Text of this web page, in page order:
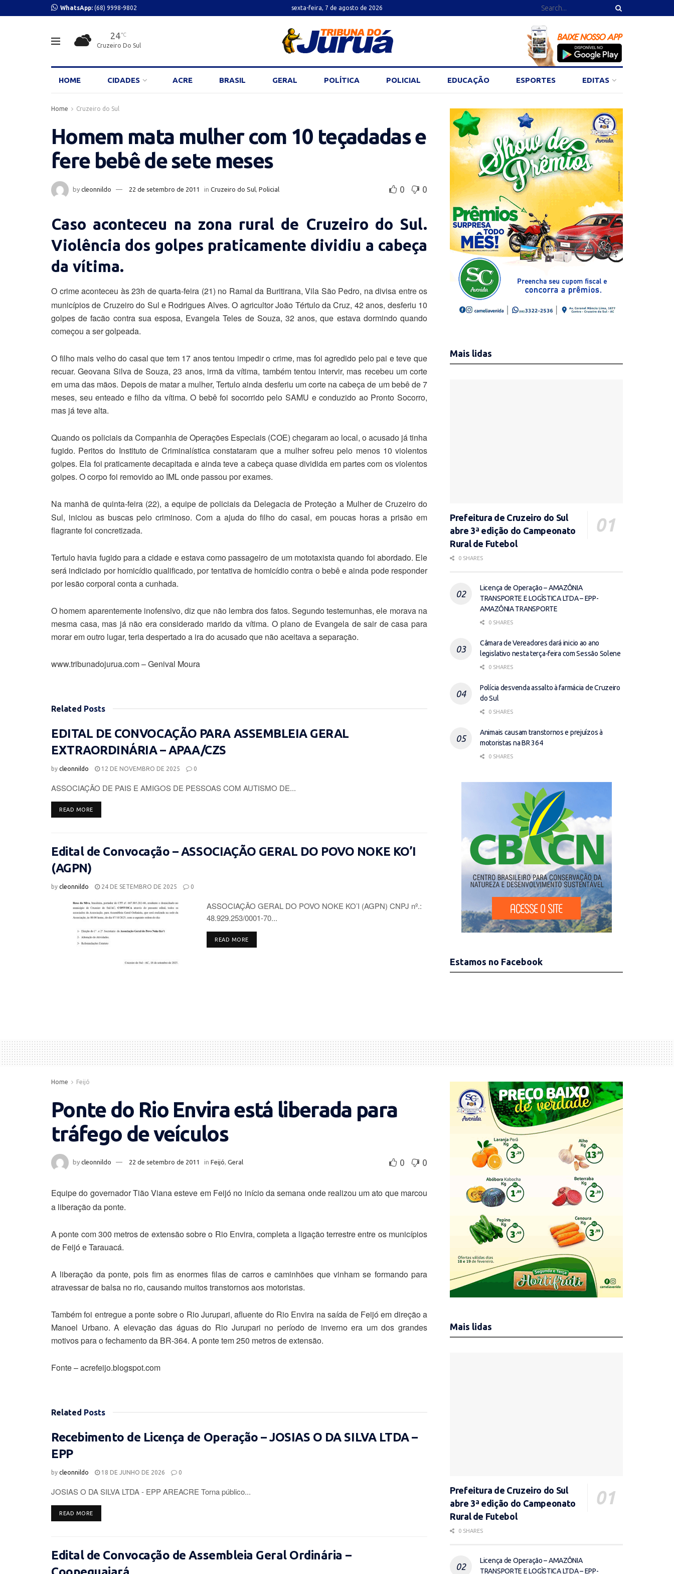
WhatsApp: (68) 9998-9802 sexta-feira, 7 de agosto de 2026
24 °C
Cruzeiro Do Sul
HOME CIDADES ACRE BRASIL GERAL POLÍTICA POLICIAL EDUCAÇÃO ESPORTES EDITAS
Home Cruzeiro do Sul
Homem mata mulher com 10 teçadadas e
fere bebê de sete meses
by cleonnildo 22 de setembro de 2011 in Cruzeiro do Sul Policial 0 0
Caso aconteceu na zona rural de Cruzeiro do Sul.
Violência dos golpes praticamente dividiu a cabeça
da vítima.
O crime aconteceu às 23h de quarta-feira (21) no Ramal da Buritirana, Vila São Pedro, na divisa entre os
municípios de Cruzeiro do Sul e Rodrigues Alves. O agricultor João Tértulo da Cruz, 42 anos, desferiu 10
golpes de facão contra sua esposa, Evangela Teles de Souza, 32 anos, que estava dormindo quando
começou a ser golpeada.
O filho mais velho do casal que tem 17 anos tentou impedir o crime, mas foi agredido pelo pai e teve que
recuar. Geovana Silva de Souza, 23 anos, irmã da vítima, também tentou intervir, mas recebeu um corte
em uma das mãos. Depois de matar a mulher, Tertulo ainda desferiu um corte na cabeça de um bebê de 7
meses, seu enteado e filho da vítima. O bebê foi socorrido pelo SAMU e conduzido ao Pronto Socorro,
mas já teve alta.
Quando os policiais da Companhia de Operações Especiais (COE) chegaram ao local, o acusado já tinha
fugido. Peritos do Instituto de Criminalística constataram que a mulher sofreu pelo menos 10 violentos
golpes. Ela foi praticamente decapitada e ainda teve a cabeça quase dividida em partes com os violentos
golpes. O corpo foi removido ao IML onde passou por exames.
Na manhã de quinta-feira (22), a equipe de policiais da Delegacia de Proteção a Mulher de Cruzeiro do
Sul, iniciou as buscas pelo criminoso. Com a ajuda do filho do casal, em poucas horas a prisão em
flagrante foi concretizada.
Tertulo havia fugido para a cidade e estava como passageiro de um mototaxista quando foi abordado. Ele
será indiciado por homicídio qualificado, por tentativa de homicídio contra o bebê e ainda pode responder
por lesão corporal conta a cunhada.
O homem aparentemente inofensivo, diz que não lembra dos fatos. Segundo testemunhas, ele morava na
mesma casa, mas já não era considerado marido da vítima. O plano de Evangela de sair de casa para
morar em outro lugar, teria despertado a ira do acusado que não aceitava a separação.
www.tribunadojurua.com – Genival Moura
Related Posts
EDITAL DE CONVOCAÇÃO PARA ASSEMBLEIA GERAL
EXTRAORDINÁRIA – APAA/CZS
by cleonnildo 12 DE NOVEMBRO DE 2025 0
ASSOCIAÇÃO DE PAIS E AMIGOS DE PESSOAS COM AUTISMO DE...
READ MOREDETAILS
Edital de Convocação – ASSOCIAÇÃO GERAL DO POVO NOKE KO’I
(AGPN)
by cleonnildo 24 DE SETEMBRO DE 2025 0
ASSOCIAÇÃO GERAL DO POVO NOKE KO’I (AGPN) CNPJ nº.:
48.929.253/0001-70...
READ MOREDETAILS
Mais lidas
Prefeitura de Cruzeiro do Sul
abre 3ª edição do Campeonato
Rural de Futebol
0 SHARES
Licença de Operação – AMAZÔNIA
TRANSPORTE E LOGÌSTICA LTDA – EPP-
AMAZÔNIA TRANSPORTE
0 SHARES
Câmara de Vereadores dará inicio ao ano
legislativo nesta terça-feira com Sessão Solene
0 SHARES
Polícia desvenda assalto à farmácia de Cruzeiro
do Sul
0 SHARES
Animais causam transtornos e prejuízos à
motoristas na BR 364
0 SHARES
Estamos no Facebook
Home Feijó
Ponte do Rio Envira está liberada para
tráfego de veículos
by cleonnildo 22 de setembro de 2011 in Feijó, Geral 0 0
Equipe do governador Tião Viana esteve em Feijó no início da semana onde realizou um ato que marcou
a liberação da ponte.
A ponte com 300 metros de extensão sobre o Rio Envira, completa a ligação terrestre entre os municípios
de Feijó e Tarauacá.
A liberação da ponte, pois fim as enormes filas de carros e caminhões que vinham se formando para
atravessar de balsa no rio, causando muitos transtornos aos motoristas.
Também foi entregue a ponte sobre o Rio Jurupari, afluente do Rio Envira na saída de Feijó em direção a
Manoel Urbano. A elevação das águas do Rio Jurupari no período de inverno era um dos grandes
motivos para o fechamento da BR-364. A ponte tem 250 metros de extensão.
Fonte – acrefeijo.blogspot.com
Related Posts
Recebimento de Licença de Operação – JOSIAS O DA SILVA LTDA –
EPP
by cleonnildo 18 DE JUNHO DE 2026 0
JOSIAS O DA SILVA LTDA - EPP AREACRE Torna público...
READ MOREDETAILS
Edital de Convocação de Assembleia Geral Ordinária –
Mais lidas
Prefeitura de Cruzeiro do Sul
abre 3ª edição do Campeonato
Rural de Futebol
0 SHARES
Licença de Operação – AMAZÔNIA
TRANSPORTE E LOGÌSTICA LTDA – EPP-